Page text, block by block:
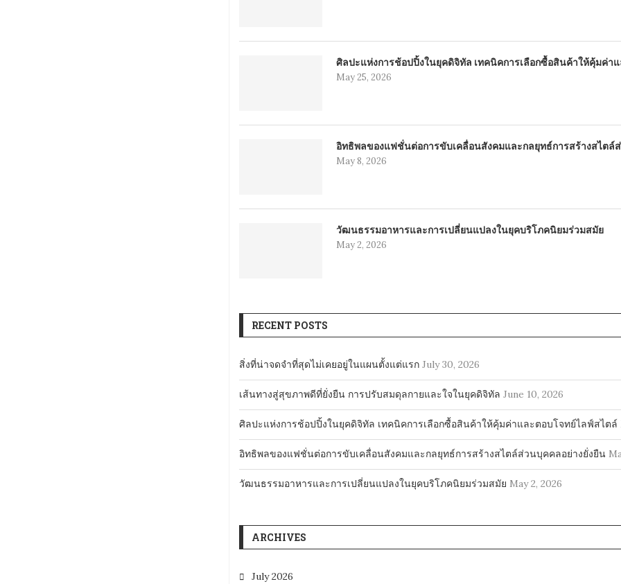
ศิลปะแห่งการช้อปปิ้งในยุคดิจิทัล เทคนิคการเลือกซื้อสินค้าให้คุ้มค่า
May 25, 2026
อิทธิพลของแฟชั่นต่อการขับเคลื่อนสังคมและกลยุทธ์การสร้างสไตล์
May 8, 2026
วัฒนธรรมอาหารและการเปลี่ยนแปลงในยุคบริโภคนิยมร่วมสมัย
May 2, 2026
RECENT POSTS
สิ่งที่น่าจดจำที่สุดไม่เคยอยู่ในแผนตั้งแต่แรก July 30, 2026
เส้นทางสู่สุขภาพดีที่ยั่งยืน การปรับสมดุลกายและใจในยุคดิจิทัล June 10, 2026
ศิลปะแห่งการช้อปปิ้งในยุคดิจิทัล เทคนิคการเลือกซื้อสินค้าให้คุ้มค่าและตอบโจทย์ไลฟ์สไตล์
อิทธิพลของแฟชั่นต่อการขับเคลื่อนสังคมและกลยุทธ์การสร้างสไตล์ส่วนบุคคลอย่างยั่งยืน
วัฒนธรรมอาหารและการเปลี่ยนแปลงในยุคบริโภคนิยมร่วมสมัย May 2, 2026
ARCHIVES
July 2026